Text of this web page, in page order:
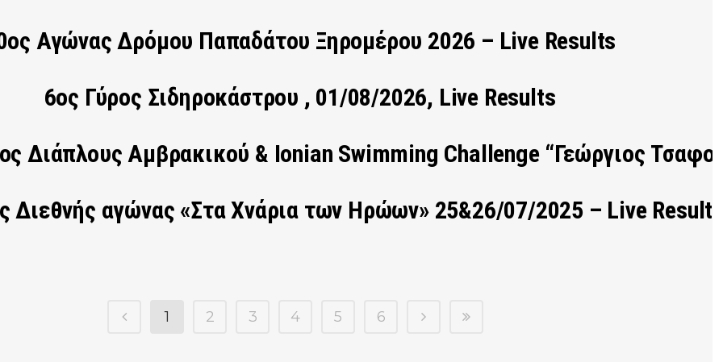
Αγώνας Δρόμου Παπαδάτου Ξηρομέρου 2026 – Live Results
6ος Γύρος Σιδηροκάστρου , 01/08/2026, Live Results
Διάπλους Αμβρακικού & Ionian Swimming Challenge “Γεώργιος
Διεθνής αγώνας «Στα Χνάρια των Ηρώων» 25&26/07/2025 – Live Results
1 2 3 4 5 6